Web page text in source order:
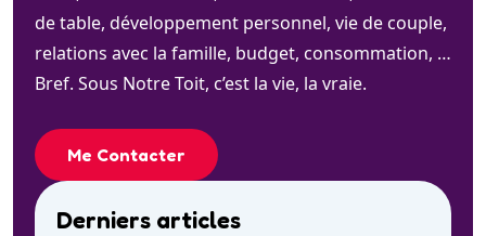
de table, développement personnel, vie de couple,
relations avec la famille, budget, consommation, …
Bref. Sous Notre Toit, c’est la vie, la vraie.
Me Contacter
Derniers articles